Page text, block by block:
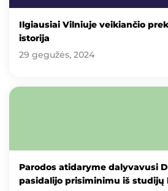
Ilgiausiai Vilniuje veikiančio
istorija
29 gegužės, 2024
Parodos atidaryme dalyvavusi
pasidalijo prisiminimu iš studijų